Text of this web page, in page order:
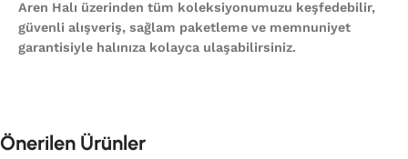
Aren Halı üzerinden tüm koleksiyonumuzu keşfedebilir,
güvenli alışveriş, sağlam paketleme ve memnuniyet
garantisiyle halınıza kolayca ulaşabilirsiniz.
Önerilen Ürünler